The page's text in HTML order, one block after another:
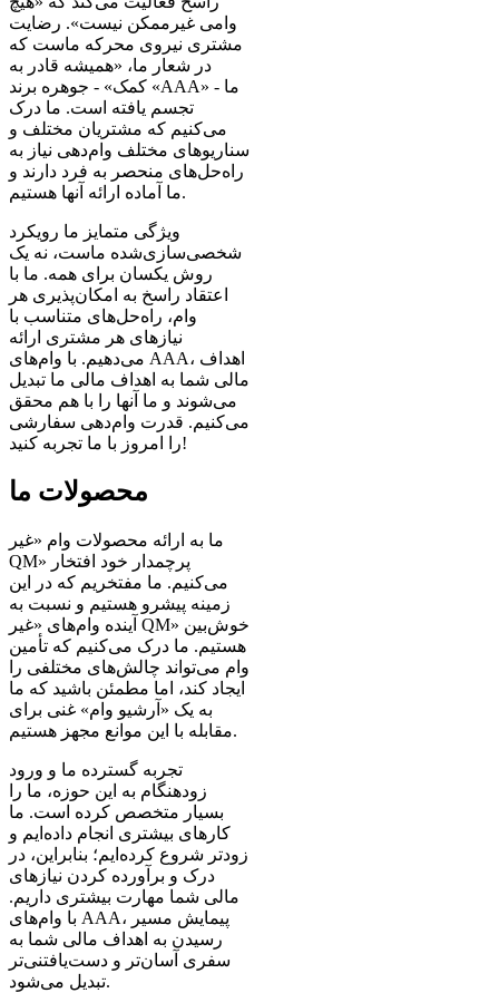
وامی غیرممکن نیست». رضایت
مشتری نیروی محرکه ماست که
در شعار ما، «همیشه قادر به
کمک» - جوهره برند «AAA» ما -
تجسم یافته است. ما درک
می‌کنیم که مشتریان مختلف و
سناریوهای مختلف وام‌دهی نیاز به
راه‌حل‌های منحصر به فرد دارند و
ما آماده ارائه آنها هستیم.
ویژگی متمایز ما رویکرد
شخصی‌سازی‌شده ماست، نه یک
روش یکسان برای همه. ما با
اعتقاد راسخ به امکان‌پذیری هر
وام، راه‌حل‌های متناسب با
نیازهای هر مشتری ارائه
می‌دهیم. با وام‌های AAA، اهداف
مالی شما به اهداف مالی ما تبدیل
می‌شوند و ما آنها را با هم محقق
می‌کنیم. قدرت وام‌دهی سفارشی
را امروز با ما تجربه کنید!
محصولات ما
ما به ارائه محصولات وام «غیر
QM» پرچمدار خود افتخار
می‌کنیم. ما مفتخریم که در این
زمینه پیشرو هستیم و نسبت به
آینده وام‌های «غیر QM» خوش‌بین
هستیم. ما درک می‌کنیم که تأمین
وام می‌تواند چالش‌های مختلفی را
ایجاد کند، اما مطمئن باشید که ما
به یک «آرشیو وام» غنی برای
مقابله با این موانع مجهز هستیم.
تجربه گسترده ما و ورود
زودهنگام به این حوزه، ما را
بسیار متخصص کرده است. ما
کارهای بیشتری انجام داده‌ایم و
زودتر شروع کرده‌ایم؛ بنابراین، در
درک و برآورده کردن نیازهای
مالی شما مهارت بیشتری داریم.
با وام‌های AAA، پیمایش مسیر
رسیدن به اهداف مالی شما به
سفری آسان‌تر و دست‌یافتنی‌تر
تبدیل می‌شود.